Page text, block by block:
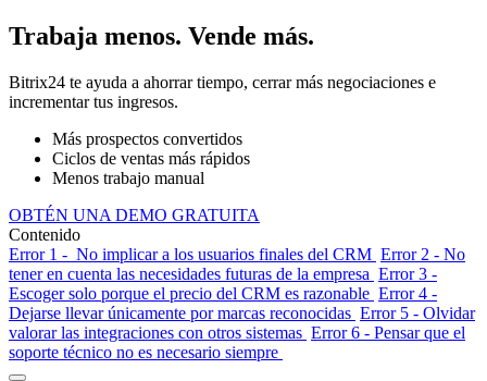
Trabaja menos. Vende más.
Bitrix24 te ayuda a ahorrar tiempo, cerrar más negociaciones e
incrementar tus ingresos.
Más prospectos convertidos
Ciclos de ventas más rápidos
Menos trabajo manual
OBTÉN UNA DEMO GRATUITA
Contenido
Error 1 - No implicar a los usuarios finales del CRM Error 2 - No
tener en cuenta las necesidades futuras de la empresa Error 3 -
Escoger solo porque el precio del CRM es razonable Error 4 -
Dejarse llevar únicamente por marcas reconocidas Error 5 - Olvidar
valorar las integraciones con otros sistemas Error 6 - Pensar que el
soporte técnico no es necesario siempre